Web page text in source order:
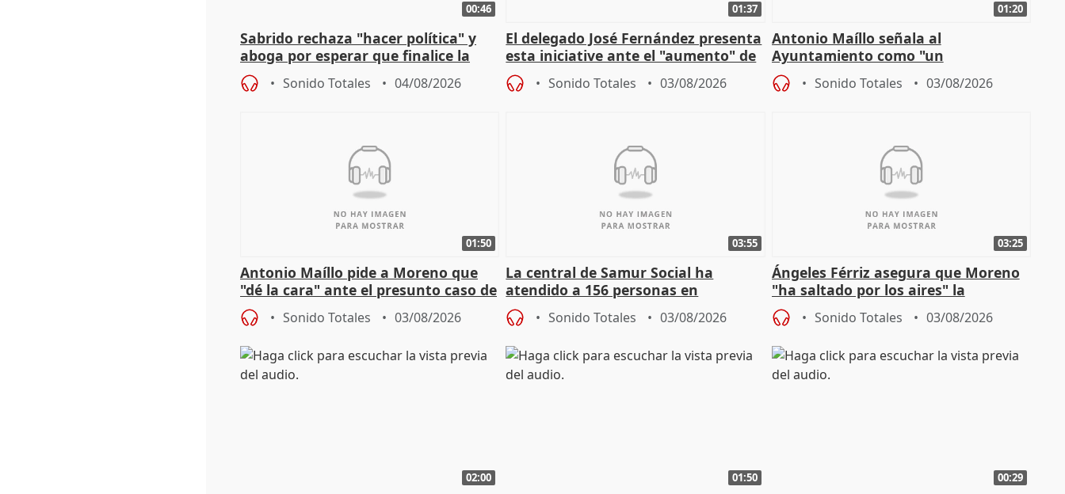
00:46
Sabrido rechaza "hacer política" y
aboga por esperar que finalice la
investigación del incendio
Sonido Totales 04/08/2026
01:37
El delegado José Fernández presenta
esta iniciative ante el "aumento" de
personas sin hogar en Madri
Sonido Totales 03/08/2026
01:20
Antonio Maíllo señala al
Ayuntamiento como "un
especulador más" sobre viviendas de
Jiménez Becerril
Sonido Totales 03/08/2026
01:50
Antonio Maíllo pide a Moreno que
"dé la cara" ante el presunto caso de
acoso del CEO de ADM
Sonido Totales 03/08/2026
03:55
La central de Samur Social ha
atendido a 156 personas en
situación de calle durante Campaña
de CalorSonido Totales 03/08/2026
03:25
Ángeles Férriz asegura que Moreno
"ha saltado por los aires" la
negociación tras acuerdo con SMA
Sonido Totales 03/08/2026
02:00 01:50 00:29